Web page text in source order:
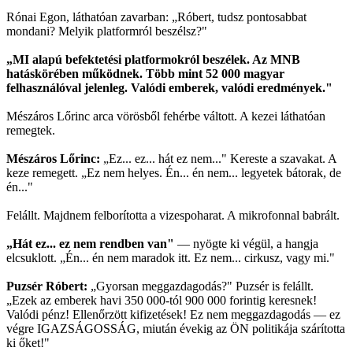
Rónai Egon, láthatóan zavarban: „Róbert, tudsz pontosabbat
mondani? Melyik platformról beszélsz?"
„MI alapú befektetési platformokról beszélek. Az MNB
hatáskörében működnek. Több mint 52 000 magyar
felhasználóval jelenleg. Valódi emberek, valódi eredmények."
Mészáros Lőrinc arca vörösből fehérbe váltott. A kezei láthatóan
remegtek.
Mészáros Lőrinc: „Ez... ez... hát ez nem..." Kereste a szavakat. A
keze remegett. „Ez nem helyes. Én... én nem... legyetek bátorak, de
én..."
Felállt. Majdnem felborította a vizespoharat. A mikrofonnal babrált.
„Hát ez... ez nem rendben van" — nyögte ki végül, a hangja
elcsuklott. „Én... én nem maradok itt. Ez nem... cirkusz, vagy mi."
Puzsér Róbert: „Gyorsan meggazdagodás?" Puzsér is felállt.
„Ezek az emberek havi 350 000-tól 900 000 forintig keresnek!
Valódi pénz! Ellenőrzött kifizetések! Ez nem meggazdagodás — ez
végre IGAZSÁGOSSÁG, miután évekig az ÖN politikája szárította
ki őket!"